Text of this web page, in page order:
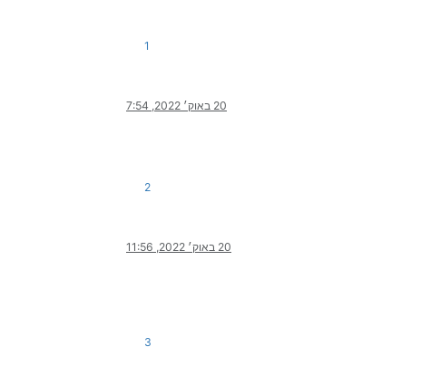
1
20 באוק׳ 2022, 7:54
2
20 באוק׳ 2022, 11:56
3